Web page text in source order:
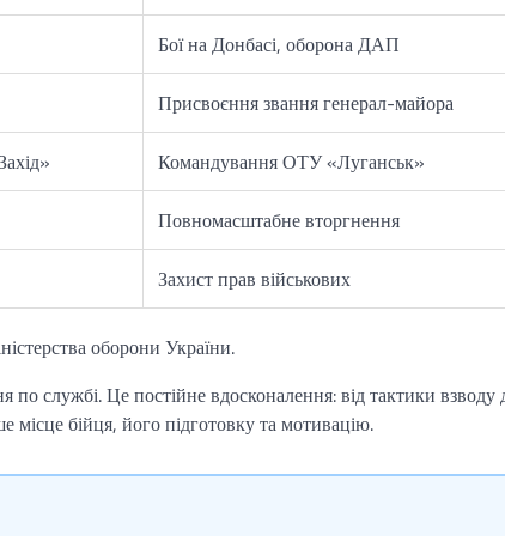
Бої на Донбасі, оборона ДАП
Присвоєння звання генерал-майора
Командування ОТУ «Луганськ»
Повномасштабне вторгнення
Захист прав військових
оборони України.
службі. Це постійне вдосконалення: від тактики взводу
місце бійця, його підготовку та мотивацію.